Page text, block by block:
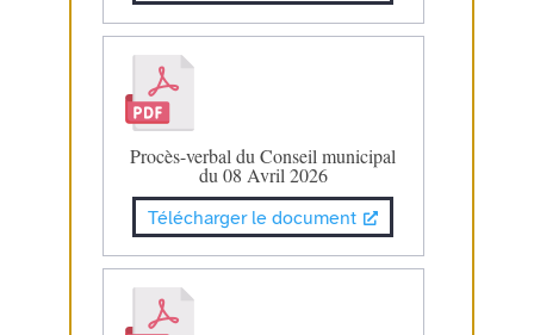
Procès-verbal du Conseil municipal
du 08 Avril 2026
Télécharger le document